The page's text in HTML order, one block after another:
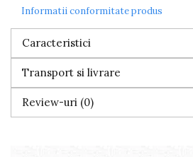
Informatii conformitate produs
Caracteristici
Transport si livrare
Review-uri (0)